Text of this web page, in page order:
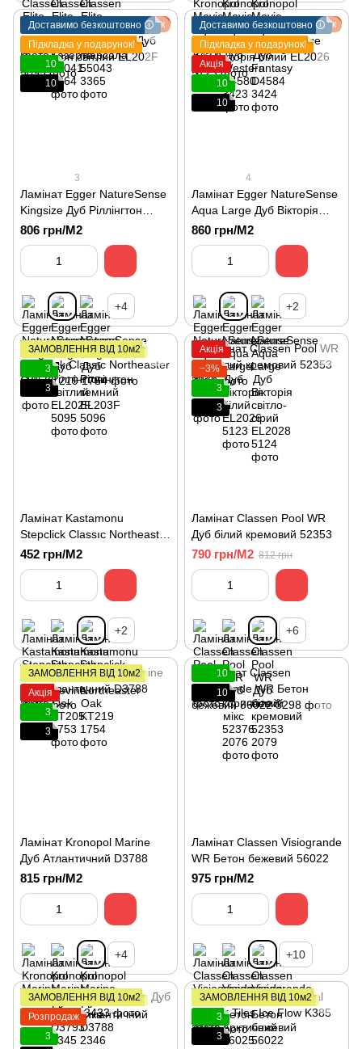
Подарунок
Доставимо безкоштовно 🛈
Підкладка у подарунок!
10
10
3
Ламінат Egger NatureSense
Kingsize Дуб Ріллінгтон
світлий EL202F
806 грн/М2
+4
Подарунок
Доставимо безкоштовно 🛈
Підкладка у подарунок!
Акція
10
10
4
Ламінат Egger NatureSense
Aqua Large Дуб Вікторія
білий EL2026
860 грн/М2
+2
ЗАМОВЛЕННЯ ВІД 10м2
3
3
Ламінат Kastamonu
Stepclick Classıc Northeaster
Oak KT219
452 грн/М2
+2
Акція
−3%
3
3
Ламінат Classen Pool WR
Дуб білий кремовий 52353
790 грн/М2 812 грн
+6
ЗАМОВЛЕННЯ ВІД 10м2
Акція
3
3
Ламінат Kronopol Marine
Дуб Атлантичний D3788
815 грн/М2
+4
10
10
Ламінат Classen Visiogrande
WR Бетон бежевий 56022
975 грн/М2
+10
ЗАМОВЛЕННЯ ВІД 10м2
Розпродаж
3
ЗАМОВЛЕННЯ ВІД 10м2
3
3